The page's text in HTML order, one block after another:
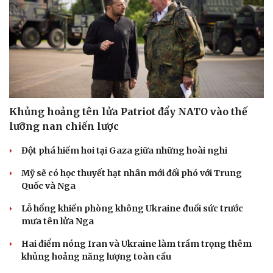
Khủng hoảng tên lửa Patriot đẩy NATO vào thế
lưỡng nan chiến lược
Đột phá hiếm hoi tại Gaza giữa những hoài nghi
Mỹ sẽ có học thuyết hạt nhân mới đối phó với Trung
Quốc và Nga
Lỗ hổng khiến phòng không Ukraine đuối sức trước
mưa tên lửa Nga
Hai điểm nóng Iran và Ukraine làm trầm trọng thêm
khủng hoảng năng lượng toàn cầu